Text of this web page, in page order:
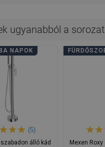
ugyanabból a
NAPOK
(5)
álló kád
Mexen